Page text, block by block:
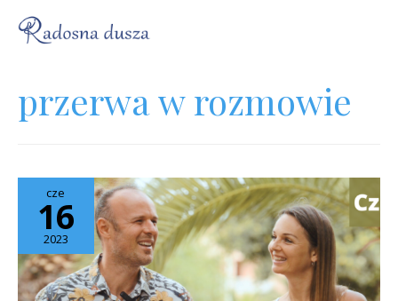
przerwa w rozmowie
cze
16
2023